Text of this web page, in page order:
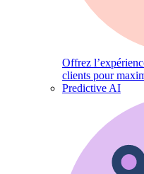
Offrez
clients pour
Predictive AI